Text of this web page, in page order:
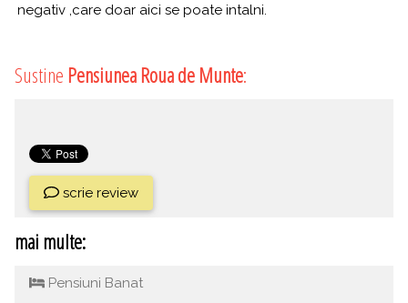
negativ ,care doar aici se poate intalni.
Sustine Pensiunea Roua de Munte:
scrie review
mai multe:
Pensiuni Banat